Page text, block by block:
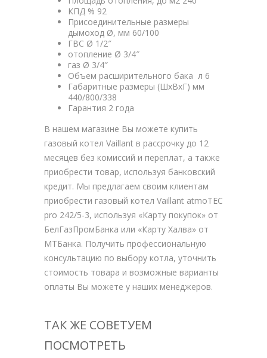
КПД % 92
Присоединительные размеры
дымоход Ø, мм 60/100
ГВС Ø 1/2″
отопление Ø 3/4″
газ Ø 3/4″
Объем расширительного бака л 6
Габаритные размеры (ШхВхГ) мм
440/800/338
Гарантия 2 года
В нашем магазине Вы можете купить
газовый котел Vaillant в рассрочку до 12
месяцев без комиссий и переплат, а также
приобрести товар, используя банковский
кредит. Мы предлагаем своим клиентам
приобрести газовый котел Vaillant atmoTEC
pro 242/5-3, используя «Карту покупок» от
БелГазПромБанка или «Карту Халва» от
МТБанка. Получить профессиональную
консультацию по выбору котла, уточнить
стоимость товара и возможные варианты
оплаты Вы можете у наших менеджеров.
ТАК ЖЕ СОВЕТУЕМ
ПОСМОТРЕТЬ